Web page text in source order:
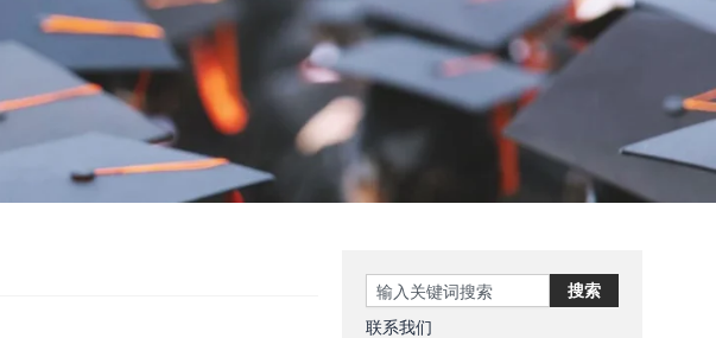
Search 搜索
联系我们